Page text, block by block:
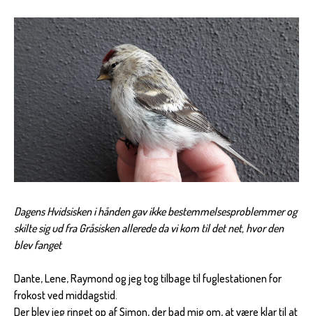
Dagens Hvidsisken i hånden gav ikke bestemmelsesproblemmer og
skilte sig ud fra Gråsisken allerede da vi kom til det net, hvor den
blev fanget
Dante, Lene, Raymond og jeg tog tilbage til fuglestationen for
frokost ved middagstid.
Der blev jeg ringet op af Simon, der bad mig om, at være klar til at